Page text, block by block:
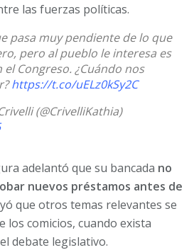
las fuerzas políticas.
pasa muy pendiente de lo que
pero al pueblo le interesa es
Congreso. ¿Cuándo nos
https://t.co/uELz0kSy2C
(@CrivelliKathia)
adelantó que su bancada no
nuevos préstamos antes de
que otros temas relevantes se
los comicios, cuando exista
debate legislativo.